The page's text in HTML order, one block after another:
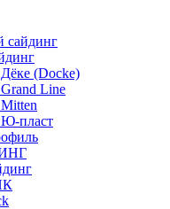
сайдинг
(Docke)
Line
пласт